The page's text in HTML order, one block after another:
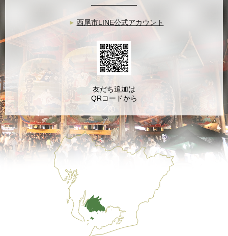
西尾市LINE公式アカウント
友だち追加は
QRコードから